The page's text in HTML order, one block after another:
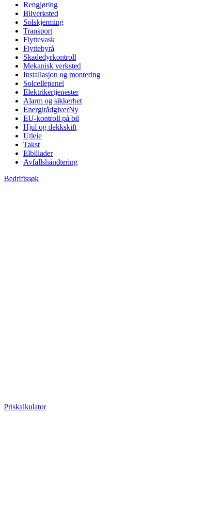
Rengjøring
Bilverksted
Solskjerming
Transport
Flyttevask
Flyttebyrå
Skadedyrkontroll
Mekanisk verksted
Installasjon og montering
Solcellepanel
Elektrikertjenester
Alarm og sikkerhet
EnergirådgiverNy
EU-kontroll på bil
Hjul og dekkskift
Utleie
Takst
Elbillader
Avfallshåndtering
Bedriftssøk
Priskalkulator